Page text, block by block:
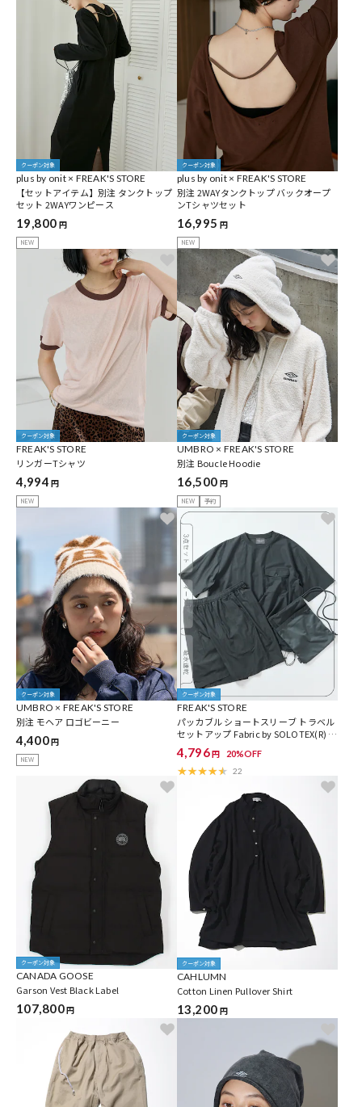
クーポン対象
plus by onit × FREAK'S STORE
【セットアイテム】別注 タンクトップ
セット 2WAYワンピース
19,800 円
NEW
クーポン対象
plus by onit × FREAK'S STORE
別注 2WAYタンクトップ バックオープ
ンTシャツセット
16,995 円
NEW
クーポン対象
FREAK'S STORE
リンガーTシャツ
4,994 円
NEW
クーポン対象
UMBRO × FREAK'S STORE
別注 Boucle Hoodie
16,500 円
NEW 予約
クーポン対象
UMBRO × FREAK'S STORE
別注 モヘア ロゴビーニー
4,400円
NEW
クーポン対象
FREAK'S STORE
パッカブル ショートスリーブ トラベル
セットアップ Fabric by SOLOTEX(R) ミ
ニバッグ付き 吸水速乾
4,796円 20%OFF
22
クーポン対象
CANADA GOOSE
Garson Vest Black Label
107,800円
クーポン対象
CAHLUMN
Cotton Linen Pullover Shirt
13,200 円